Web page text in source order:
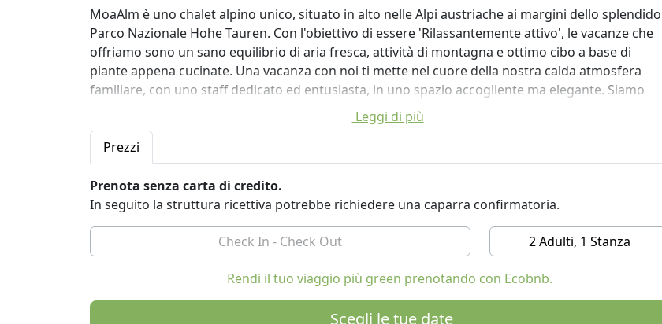
MoaAlm è uno chalet alpino unico, situato in alto nelle Alpi austriache ai margini dello splendido
Parco Nazionale Hohe Tauren. Con l'obiettivo di essere 'Rilassantemente attivo', le vacanze che
offriamo sono un sano equilibrio di aria fresca, attività di montagna e ottimo cibo a base di
piante appena cucinate. Una vacanza con noi ti mette nel cuore della nostra calda atmosfera
familiare, con uno staff dedicato ed entusiasta, in uno spazio accogliente ma elegante. Siamo
specializzati nella creazione di vacanze altamente personalizzate, ma soprattutto desideriamo
condividere la nostra passione per la montagna, insieme a uno stile di vita sano e sostenibile. con
te.
Situato a 1800m, MoaAlm offre una base eccellente da cui partire per esplorare le montagne
mozzafiato del Tirolo Orientale. Offriamo una vasta gamma di attività di montagna, lezioni di
yoga quotidiane e anche il tempo di rilassarsi nella nostra vasca idromassaggio a legna o sulla
nostra terrazza esposta a sud. La vita a 1800 m cambia drasticamente durante tutto l'anno,
quindi adattiamo le nostre vacanze per consentirvi di sfruttare al meglio la nostra splendida
ESCURSIONI:
Leggi di più
Prezzi
Prenota senza carta di credito.
In seguito la struttura ricettiva potrebbe richiedere una caparra confirmatoria.
2 Adulti, 1 Stanza
Rendi il tuo viaggio più green prenotando con Ecobnb.
Scegli le tue date